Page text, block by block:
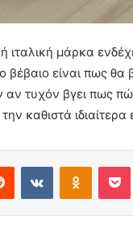
ιταλική μάρκα
βέβαιο είναι πως
τυχόν βγει πως
καθιστά ιδιαίτερα
Reddit VKontakte